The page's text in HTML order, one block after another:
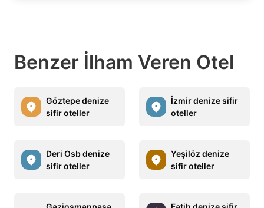
Benzer İlham Veren Otel
Göztepe denize
sifir oteller
İzmir denize sifir
oteller
Deri Osb denize
sifir oteller
Yeşilöz denize
sifir oteller